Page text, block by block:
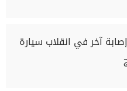
آخر في انقلاب سيارة